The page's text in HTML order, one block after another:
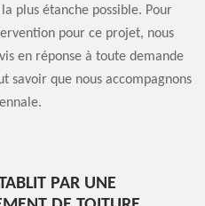
plus étanche possible. Pour
pour ce projet, nous
en réponse à toute demande
savoir que nous accompagnons
PAR UNE